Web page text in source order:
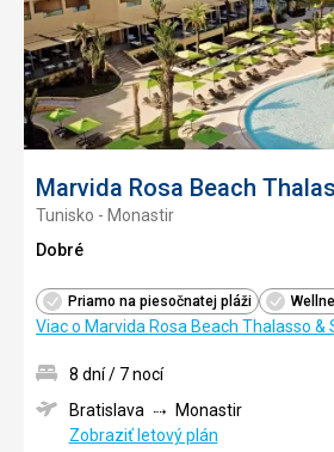
Marvida Rosa Beach
Tunisko - Monastir
Dobré
Priamo na piesočnatej pláži
Viac o Marvida Rosa Beach Thalasso &
8 dní / 7 nocí
Bratislava
Monastir
Zobraziť letový plán